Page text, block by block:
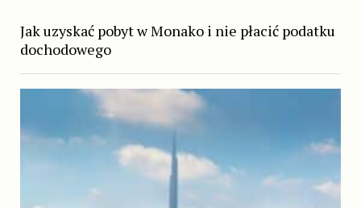
Jak uzyskać pobyt w Monako i nie płacić podatku
dochodowego